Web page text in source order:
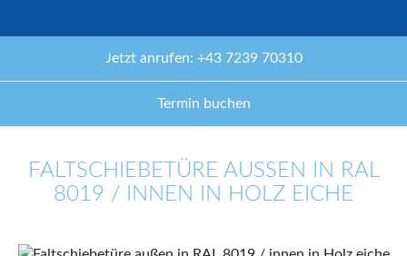
Jetzt anrufen: +43 7239 70310
Termin buchen
FALTSCHIEBETÜRE AUSSEN IN RAL 8
019 / INNEN IN HOLZ EICHE